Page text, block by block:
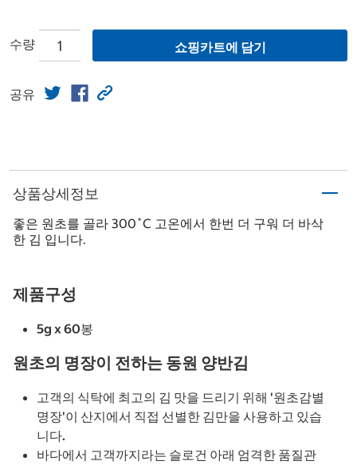
수량 쇼핑카트에 담기
공유
상품상세정보
좋은 원초를 골라 300˚C 고온에서 한번 더 구워 더 바삭
한 김 입니다.
제품구성
5g x 60봉
원초의 명장이 전하는 동원 양반김
고객의 식탁에 최고의 김 맛을 드리기 위해 '원초감별
명장'이 산지에서 직접 선별한 김만을 사용하고 있습
니다.
바다에서 고객까지라는 슬로건 아래 엄격한 품질관